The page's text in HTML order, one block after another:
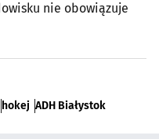
nie obowiązuje
hokej ADH Białystok